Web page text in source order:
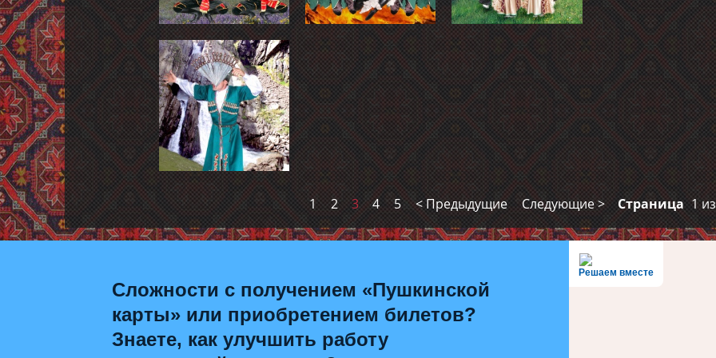
1 2 3 4 5 < Предыдущие Следующие > Страница 1
Решаем вместе
Сложности с получением «Пушкинской
карты» или приобретением билетов?
Знаете, как улучшить работу